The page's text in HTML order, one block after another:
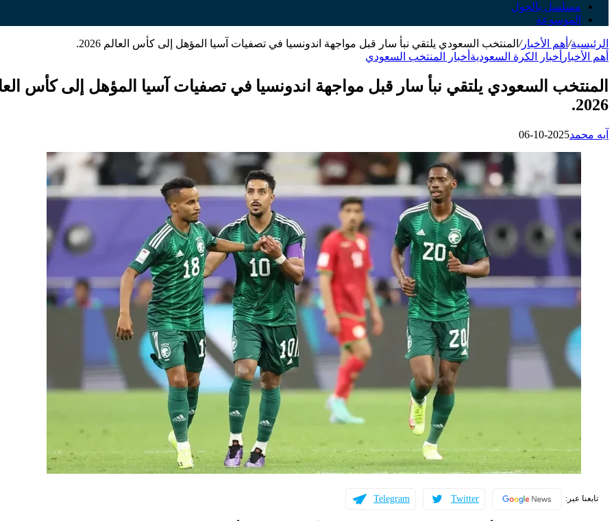
مسلسل بالجول
الموسوعة
الرئيسية/ أهم الأخبار/ المنتخب السعودي يلتقي نبأ سار قبل مواجهة اندونسيا في تصفيات آسيا المؤهل إلى كأس العالم 2026.
أهم الأخبار أخبار الكرة السعودية أخبار المنتخب السعودي
المنتخب السعودي يلتقي نبأ سار قبل مواجهة اندونسيا في تصفيات آسيا المؤهل إلى كأس
2026.
آيه محمد2025-10-06
تابعنا عبر: Twitter
Telegram